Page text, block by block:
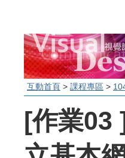
互動首頁 > 課程專區 >
[作業03